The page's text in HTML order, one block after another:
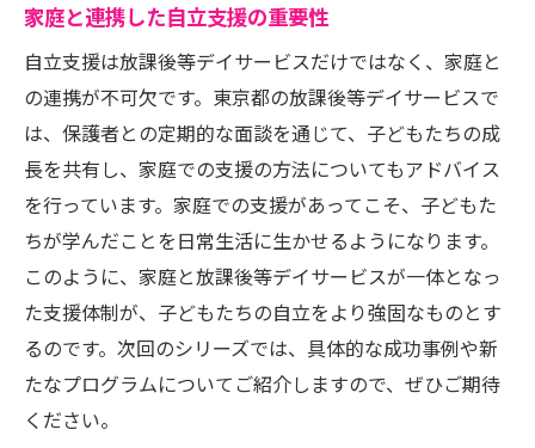
家庭と連携した自立支援の重要性
自立支援は放課後等デイサービスだけではなく、家庭と
の連携が不可欠です。東京都の放課後等デイサービスで
は、保護者との定期的な面談を通じて、子どもたちの成
長を共有し、家庭での支援の方法についてもアドバイス
を行っています。家庭での支援があってこそ、子どもた
ちが学んだことを日常生活に生かせるようになります。
このように、家庭と放課後等デイサービスが一体となっ
た支援体制が、子どもたちの自立をより強固なものとす
るのです。次回のシリーズでは、具体的な成功事例や新
たなプログラムについてご紹介しますので、ぜひご期待
ください。